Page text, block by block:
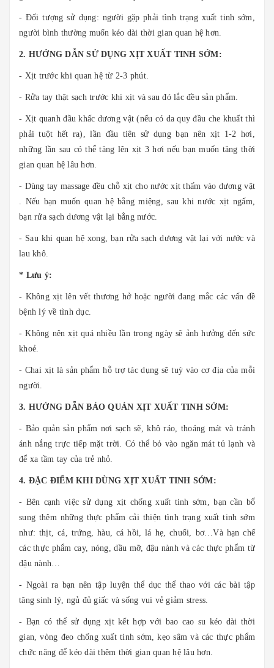
- Đối tượng sử dụng: người gặp phải tình trạng xuất tinh sớm,
người bình thường muốn kéo dài thời gian quan hệ hơn.
2. HƯỚNG DẪN SỬ DỤNG XỊT XUẤT TINH SỚM:
- Xịt trước khi quan hệ từ 2-3 phút.
- Rửa tay thật sạch trước khi xịt và sau đó lắc đều sản phẩm.
- Xịt quanh đầu khấc dương vật (nếu có da quy đầu che khuất thì
phải tuột hết ra), lần đầu tiên sử dụng bạn nên xịt 1-2 hơi,
những lần sau có thể tăng lên xịt 3 hơi nếu bạn muốn tăng thời
gian quan hệ lâu hơn.
- Dùng tay massage đều chỗ xịt cho nước xịt thấm vào dương vật
. Nếu bạn muốn quan hệ bằng miệng, sau khi nước xịt ngấm,
bạn rửa sạch dương vật lại bằng nước.
- Sau khi quan hệ xong, bạn rửa sạch dương vật lại với nước và
lau khô.
* Lưu ý:
- Không xịt lên vết thương hở hoặc người đang mắc các vấn đề
bệnh lý về tình dục.
- Không nên xịt quá nhiều lần trong ngày sẽ ảnh hưởng đến sức
khoẻ.
- Chai xịt là sản phẩm hỗ trợ tác dụng sẽ tuỳ vào cơ địa của mỗi
người.
3. HƯỚNG DẪN BẢO QUẢN XỊT XUẤT TINH SỚM:
- Bảo quản sản phẩm nơi sạch sẽ, khô ráo, thoáng mát và tránh
ánh nắng trực tiếp mặt trời. Có thể bỏ vào ngăn mát tủ lạnh và
để xa tầm tay của trẻ nhỏ.
4. ĐẶC ĐIỂM KHI DÙNG XỊT XUẤT TINH SỚM:
- Bên cạnh việc sử dụng xịt chống xuất tinh sớm, bạn cần bổ
sung thêm những thực phẩm cải thiện tình trạng xuất tinh sớm
như: thịt, cá, trứng, hàu, cá hồi, lá hẹ, chuối, bơ…Và hạn chế
các thực phẩm cay, nóng, dầu mỡ, đậu nành và các thực phẩm từ
đậu nành…
- Ngoài ra bạn nên tập luyện thể dục thể thao với các bài tập
tăng sinh lý, ngủ đủ giấc và sống vui vẻ giảm stress.
- Bạn có thể sử dụng xịt kết hợp với bao cao su kéo dài thời
gian, vòng đeo chống xuất tinh sớm, kẹo sâm và các thực phẩm
chức năng để kéo dài thêm thời gian quan hệ lâu hơn.